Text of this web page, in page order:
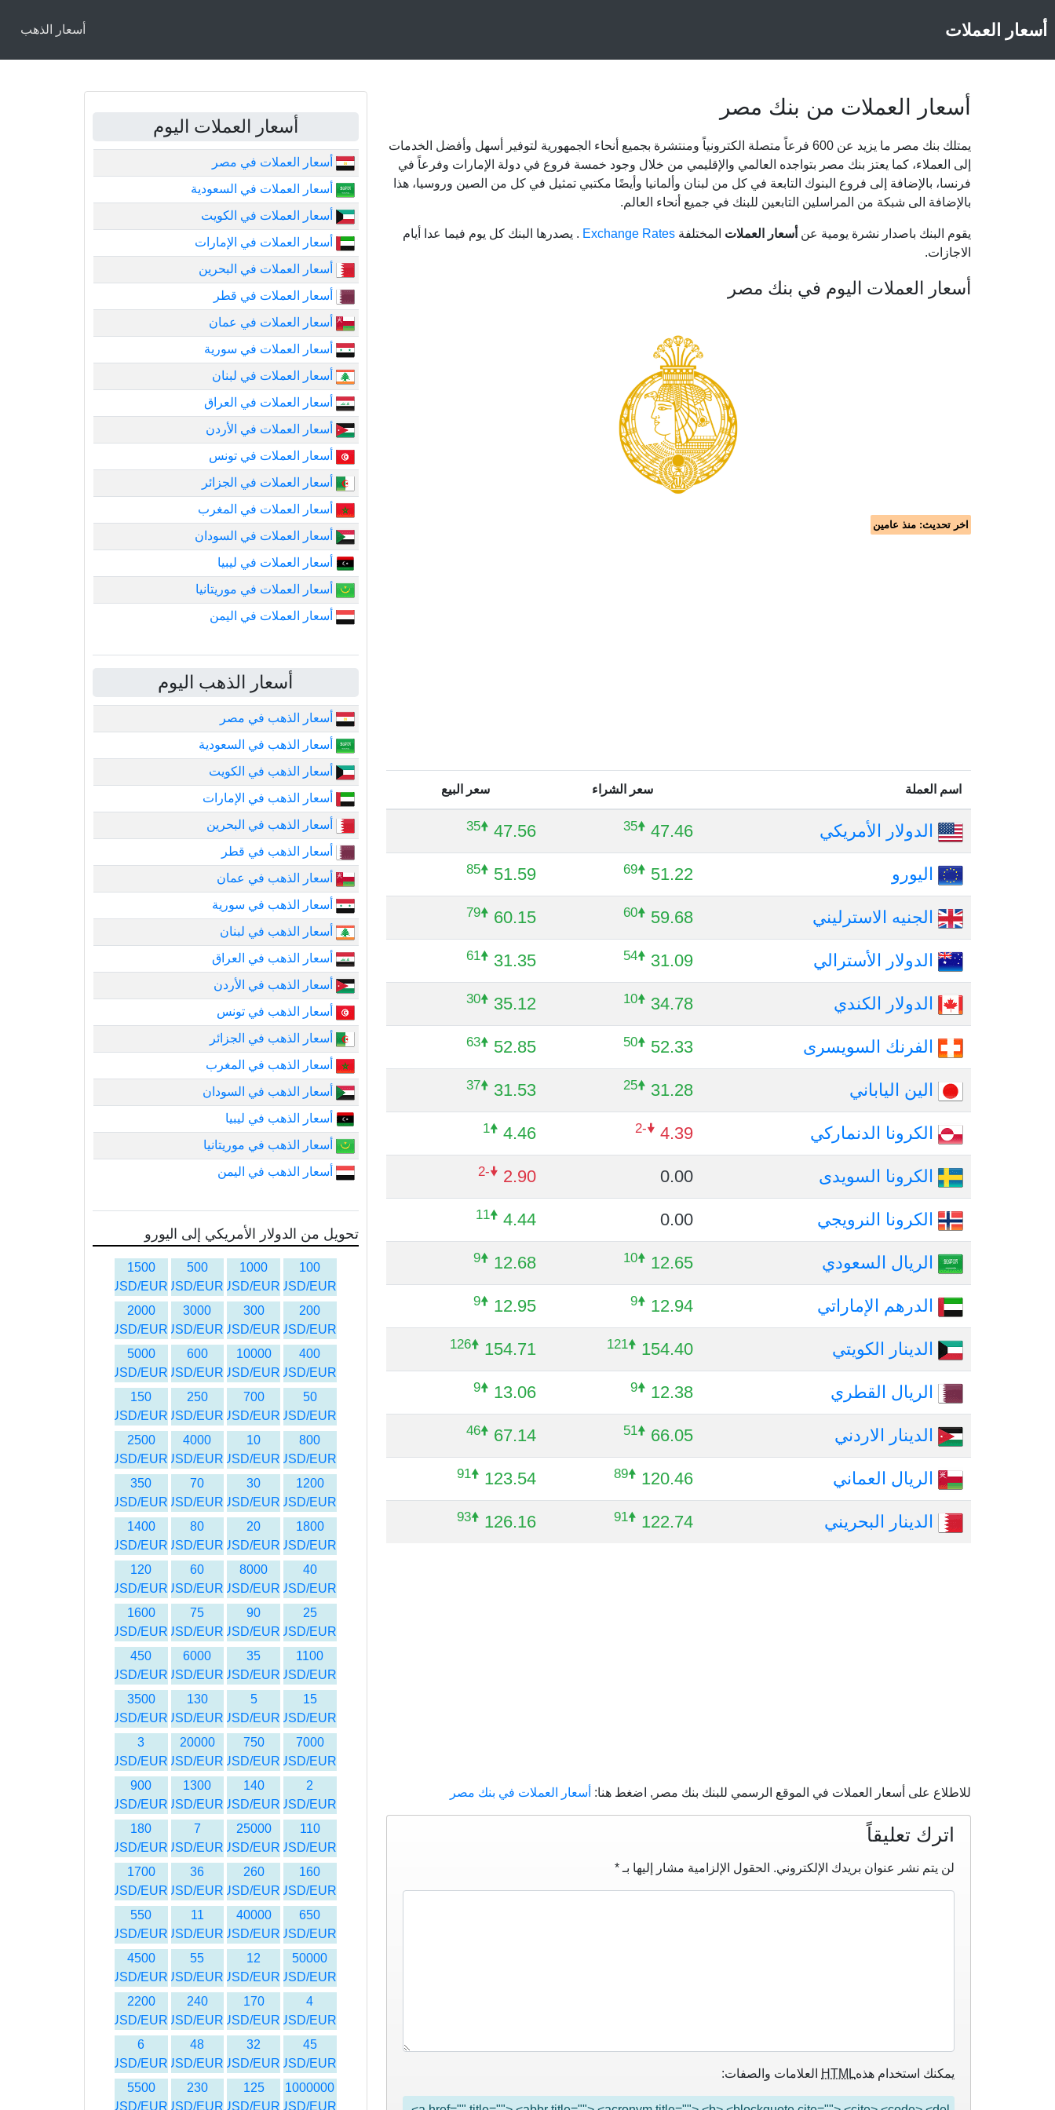
أسعار العملات أسعار الذهب
أسعار العملات من بنك مصر
يمتلك بنك مصر ما يزيد عن 600 فرعاً متصلة الكترونياً ومنتشرة بجميع أنحاء الجمهورية لتوفير أسهل وأفضل الخدمات
إلى العملاء، كما يعتز بنك مصر بتواجده العالمي والإقليمي من خلال وجود خمسة فروع في دولة الإمارات وفرعاً في
فرنسا، بالإضافة إلى فروع البنوك التابعة في كل من لبنان وألمانيا وأيضًا مكتبي تمثيل في كل من الصين وروسيا، هذا
بالإضافة الى شبكة من المراسلين التابعين للبنك في جميع أنحاء العالم.
يقوم البنك باصدار نشرة يومية عن أسعار العملات المختلفة Exchange Rates . يصدرها البنك كل يوم فيما عدا أيام
الاجازات.
أسعار العملات اليوم في بنك مصر
اخر تحديث: منذ عامين
اسم العملة سعر الشراء سعر البيع
الدولار الأمريكي 47.46
🠝35
47.56
🠝35
اليورو 51.22
🠝69
51.59
🠝85
الجنيه الاسترليني 59.68
🠝60
60.15
🠝79
الدولار الأسترالي 31.09
🠝54
31.35
🠝61
الدولار الكندي 34.78
🠝10
35.12
🠝30
الفرنك السويسرى 52.33
🠝50
52.85
🠝63
الين الياباني 31.28
🠝25
31.53
🠝37
الكرونا الدنماركي 4.39
🠟-2
4.46
🠝1
الكرونا السويدى 0.00
2.90
🠟-2
الكرونا النرويجي 0.00
4.44
🠝11
الريال السعودي 12.65
🠝10
12.68
🠝9
الدرهم الإماراتي 12.94
🠝9
12.95
🠝9
الدينار الكويتي 154.40
🠝121
154.71
🠝126
الريال القطري 12.38
🠝9
13.06
🠝9
الدينار الاردني 66.05
🠝51
67.14
🠝46
الريال العماني 120.46
🠝89
123.54
🠝91
الدينار البحريني 122.74
🠝91
126.16
🠝93
للاطلاع على أسعار العملات في الموقع الرسمي للبنك بنك مصر, اضغط هنا: أسعار العملات في بنك مصر
اترك تعليقاً
لن يتم نشر عنوان بريدك الإلكتروني. الحقول الإلزامية مشار إليها بـ *
يمكنك استخدام هذهHTML العلامات والصفات:
أسعار العملات اليوم
أسعار العملات في مصر
أسعار العملات في السعودية
أسعار العملات في الكويت
أسعار العملات في الإمارات
أسعار العملات في البحرين
أسعار العملات في قطر
أسعار العملات في عمان
أسعار العملات في سورية
أسعار العملات في لبنان
أسعار العملات في العراق
أسعار العملات في الأردن
أسعار العملات في تونس
أسعار العملات في الجزائر
أسعار العملات في المغرب
أسعار العملات في السودان
أسعار العملات في ليبيا
أسعار العملات في موريتانيا
أسعار العملات في اليمن
أسعار الذهب اليوم
أسعار الذهب في مصر
أسعار الذهب في السعودية
أسعار الذهب في الكويت
أسعار الذهب في الإمارات
أسعار الذهب في البحرين
أسعار الذهب في قطر
أسعار الذهب في عمان
أسعار الذهب في سورية
أسعار الذهب في لبنان
أسعار الذهب في العراق
أسعار الذهب في الأردن
أسعار الذهب في تونس
أسعار الذهب في الجزائر
أسعار الذهب في المغرب
أسعار الذهب في السودان
أسعار الذهب في ليبيا
أسعار الذهب في موريتانيا
أسعار الذهب في اليمن
تحويل من الدولار الأمريكي إلى اليورو
100
USD/EUR
1000
USD/EUR
500
USD/EUR
1500
USD/EUR
200
USD/EUR
300
USD/EUR
3000
USD/EUR
2000
USD/EUR
400
USD/EUR
10000
USD/EUR
600
USD/EUR
5000
USD/EUR
50
USD/EUR
700
USD/EUR
250
USD/EUR
150
USD/EUR
800
USD/EUR
10
USD/EUR
4000
USD/EUR
2500
USD/EUR
1200
USD/EUR
30
USD/EUR
70
USD/EUR
350
USD/EUR
1800
USD/EUR
20
USD/EUR
80
USD/EUR
1400
USD/EUR
40
USD/EUR
8000
USD/EUR
60
USD/EUR
120
USD/EUR
25
USD/EUR
90
USD/EUR
75
USD/EUR
1600
USD/EUR
1100
USD/EUR
35
USD/EUR
6000
USD/EUR
450
USD/EUR
15
USD/EUR
5
USD/EUR
130
USD/EUR
3500
USD/EUR
7000
USD/EUR
750
USD/EUR
20000
USD/EUR
3
USD/EUR
2
USD/EUR
140
USD/EUR
1300
USD/EUR
900
USD/EUR
110
USD/EUR
25000
USD/EUR
7
USD/EUR
180
USD/EUR
160
USD/EUR
260
USD/EUR
36
USD/EUR
1700
USD/EUR
650
USD/EUR
40000
USD/EUR
11
USD/EUR
550
USD/EUR
50000
USD/EUR
12
USD/EUR
55
USD/EUR
4500
USD/EUR
4
USD/EUR
170
USD/EUR
240
USD/EUR
2200
USD/EUR
45
USD/EUR
32
USD/EUR
48
USD/EUR
6
USD/EUR
1000000
USD/EUR
125
USD/EUR
230
USD/EUR
5500
USD/EUR